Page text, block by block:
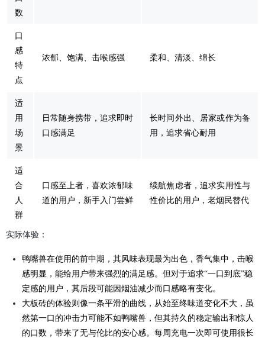
数
口
感
特
点
浓郁、饱满、击喉感强 柔和、清淡、绵长
适
用
场
景
日常随身携带，追求即时
口感满足
长时间外出、居家或作为备
用，追求省心耐用
适
合
人
群
口感至上者，喜欢浓郁味
道的用户，新手入门尝鲜
续航焦虑者，追求实用性与
性价比的用户，老烟民替代
实际体验：
鸭嘴兽在使用的前中期，其风味表现最为出色，香气集中，击喉
感明显，能给用户带来强烈的满足感。但对于追求“一口到底”稳
定感的用户，其后段可能因烟油减少而口感略有变化。
大板砖的体验则像一条平滑的曲线，从始至终味道变化不大，虽
然第一口的冲击力可能不如鸭嘴兽，但其持久的稳定输出和惊人
的口数，带来了无与伦比的安心感。每周充电一次即可使用很长